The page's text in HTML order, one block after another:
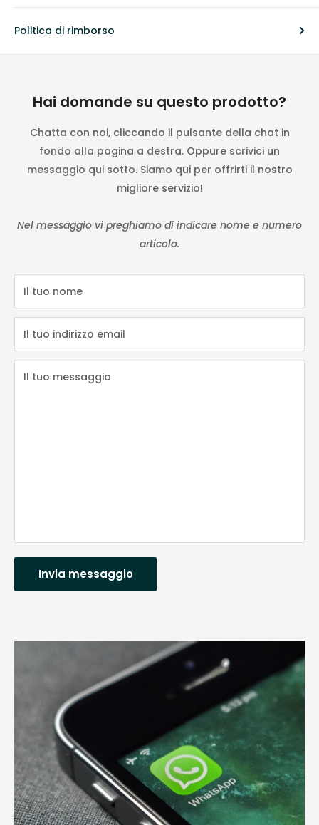
Politica di rimborso
Hai domande su questo prodotto?
Chatta con noi, cliccando il pulsante della chat in
fondo alla pagina a destra. Oppure scrivici un
messaggio qui sotto. Siamo qui per offrirti il nostro
migliore servizio!
Nel messaggio vi preghiamo di indicare nome e numero
articolo.
Il tuo nome
Il tuo indirizzo email
Il tuo messaggio
Invia messaggio